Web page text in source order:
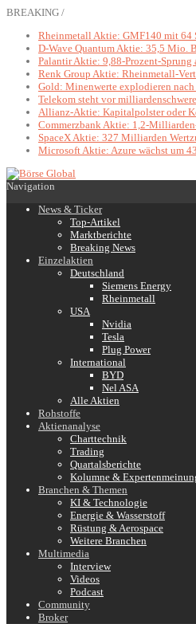
BREAKING /
Rheinmetall Aktie: GMF140 mit 64
D-Wave Quantum Aktie: 35,5 Mio.
Palantir Aktie: 9,88-Prozent-Sprung
Renk Group Aktie: Rheinmetall-
Gold: Minenwerte explodieren
Telekom steht vor
Allianz-Aktie: Kapitalpolster oder
Commerzbank Aktie: 1,2-
SpaceX Aktie: 327 Milliarden
Microsoft Aktie: Azure wächst um
Navigation
News & Ticker
Top-Artikel
Marktberichte
Breaking News
Einzelaktien
Deutschland
Siemens Energy
Rheinmetall
USA
Nvidia
Tesla
Plug Power
International
BYD
Nel ASA
Alle Aktien
Rohstoffe
Aktienanalyse
Charttechnik
Trading
Quartalsberichte
Kolumne &
Branchen & Themen
KI & Technologie
Energie & Wasserstoff
Rüstung & Aerospace
Weitere Branchen
Multimedia
Interview
Videos
Podcast
Community
Broker